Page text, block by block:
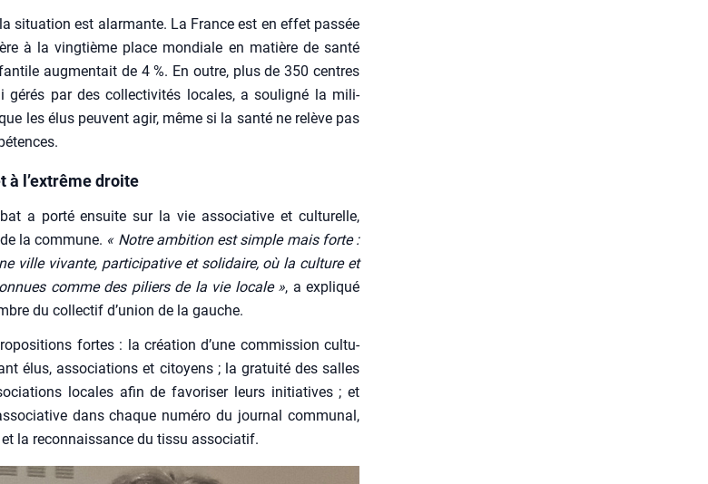
situa­tion est alar­mante. La France est en effet pas­sée
à la ving­tième place mon­diale en matière de san­té
aug­men­tait de 4 %. En outre, plus de 350 centres
gérés par des col­lec­ti­vi­tés locales, a sou­li­gné la mili­
les élus peuvent agir, même si la san­té ne relève pas
à l’extrême droite
a por­té ensuite sur la vie asso­cia­tive et cultu­relle,
la com­mune. « Notre ambi­tion est simple mais forte :
ville vivante, par­ti­ci­pa­tive et soli­daire, où la culture et
comme des piliers de la vie locale », a expli­qué
du col­lec­tif d’u­nion de la gauche.
fortes : la créa­tion d’une com­mis­sion cultu­
élus, asso­cia­tions et citoyens ; la gra­tui­té des salles
locales afin de favo­ri­ser leurs ini­tia­tives ; et
dans chaque numé­ro du jour­nal com­mu­nal,
la recon­nais­sance du tis­su asso­cia­tif.